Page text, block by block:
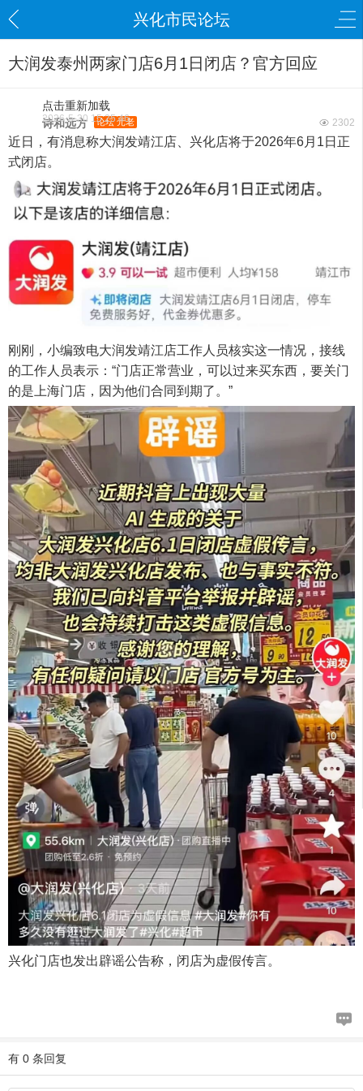
兴化市民论坛
大润发泰州两家门店6月1日闭店？官方回应
点击重新加载
2302
诗和远方 论坛 元老
2026-5-30 15:25:46
近日，有消息称大润发靖江店、兴化店将于2026年6月1日正
式闭店。
刚刚，小编致电大润发靖江店工作人员核实这一情况，接线
的工作人员表示：“门店正常营业，可以过来买东西，要关门
的是上海门店，因为他们合同到期了。”
兴化门店也发出辟谣公告称，闭店为虚假传言。
有 0 条回复